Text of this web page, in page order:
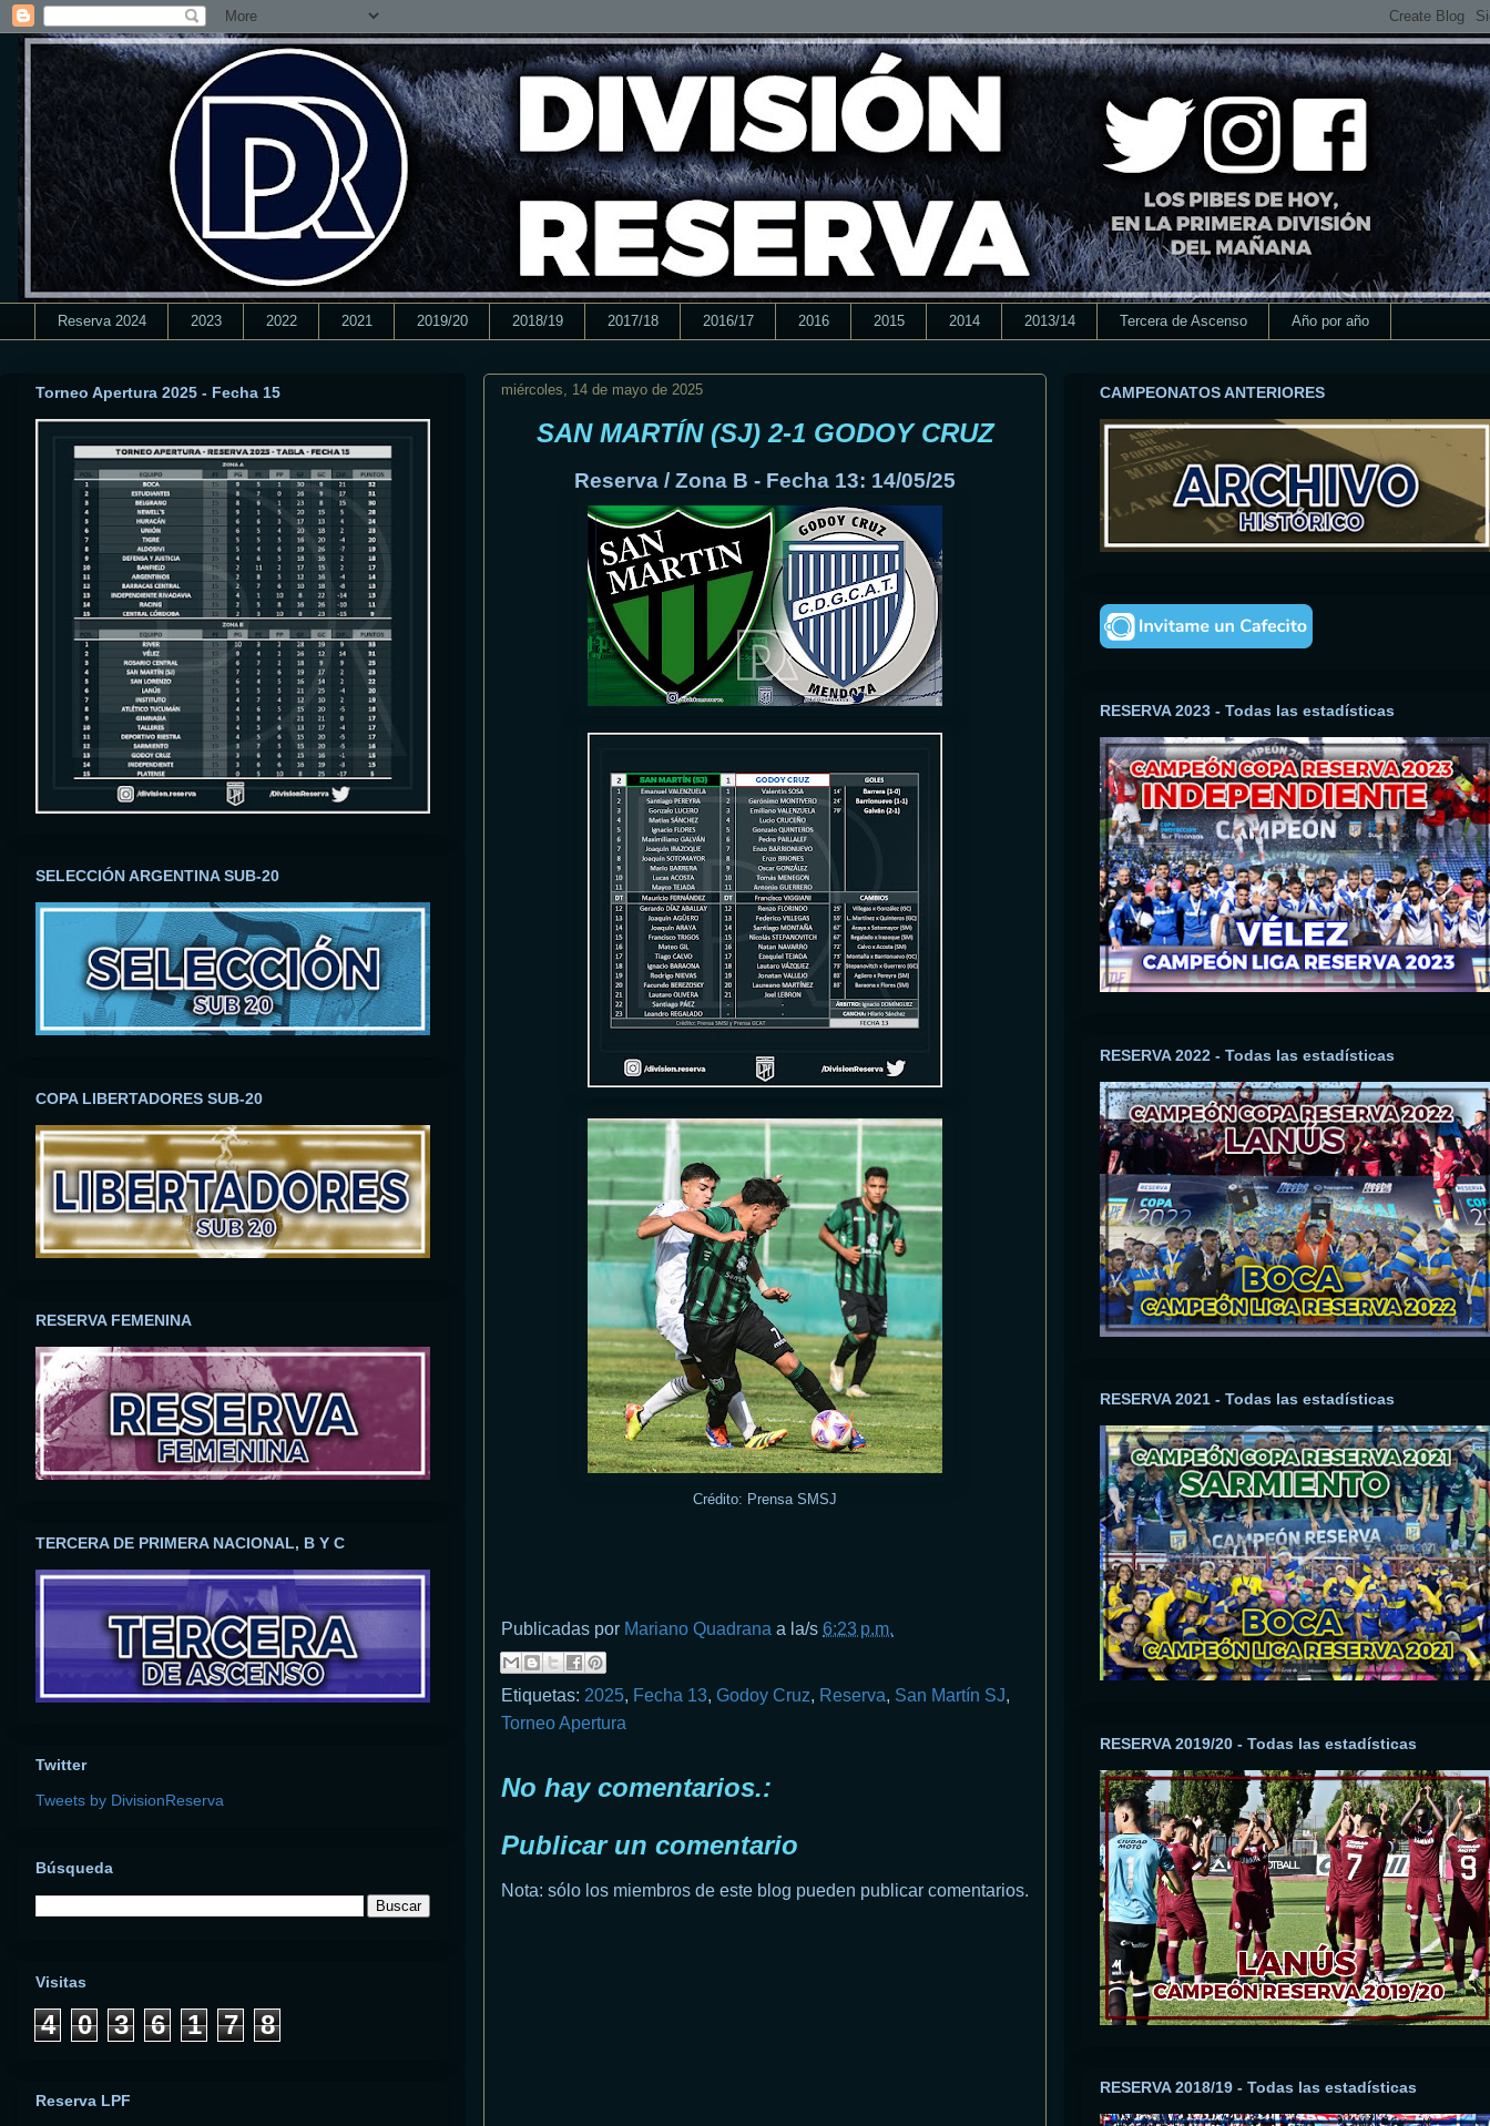
Reserva 2024 2023 2022 2021 2019/20 2018/19 2017/18 2016/17 2016 2015 2014 2013/14 Tercera de Ascenso Año por año
miércoles, 14 de mayo de 2025
SAN MARTÍN (SJ) 2-1 GODOY CRUZ
Reserva / Zona B - Fecha 13: 14/05/25
Crédito: Prensa SMSJ
Publicadas por Mariano Quadrana a la/s 6:23 p.m.
Etiquetas: 2025, Fecha 13, Godoy Cruz, Reserva, San Martín SJ,
Torneo Apertura
No hay comentarios.:
Publicar un comentario
Nota: sólo los miembros de este blog pueden publicar comentarios.
Torneo Apertura 2025 - Fecha 15
SELECCIÓN ARGENTINA SUB-20
COPA LIBERTADORES SUB-20
RESERVA FEMENINA
TERCERA DE PRIMERA NACIONAL, B Y C
Twitter
Tweets by DivisionReserva
Búsqueda
Visitas
4 0 3 6 1 7 8
Reserva LPF
CAMPEONATOS ANTERIORES
RESERVA 2023 - Todas las estadísticas
RESERVA 2022 - Todas las estadísticas
RESERVA 2021 - Todas las estadísticas
RESERVA 2019/20 - Todas las estadísticas
RESERVA 2018/19 - Todas las estadísticas